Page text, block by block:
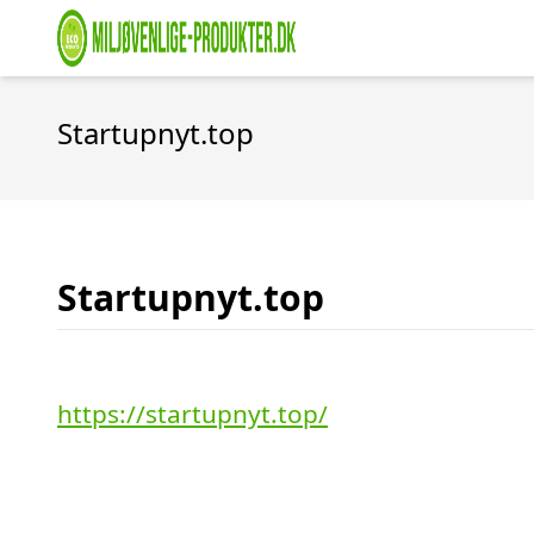
Startupnyt.top
Startupnyt.top
https://startupnyt.top/